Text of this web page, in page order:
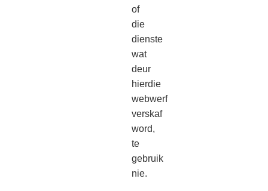
of
die
dienste
wat
deur
hierdie
webwerf
verskaf
word,
te
gebruik
nie.